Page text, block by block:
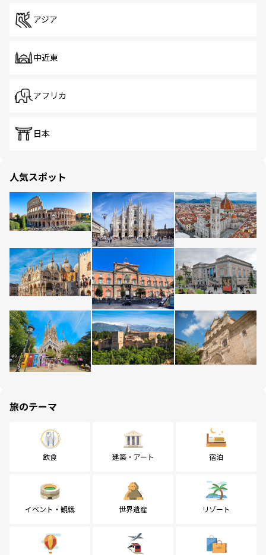
アジア
中近東
アフリカ
日本
人気スポット
旅のテーマ
飲食 建築・アート 宿泊
イベント・観戦 世界遺産 リゾート